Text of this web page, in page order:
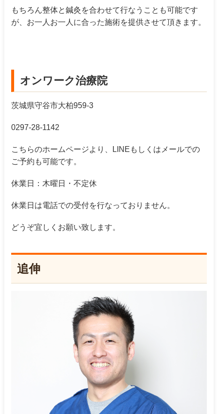
もちろん整体と鍼灸を合わせて行なうことも可能です
が、お一人お一人に合った施術を提供させて頂きます。
オンワーク治療院
茨城県守谷市大柏959-3
0297-28-1142
こちらのホームページより、LINEもしくはメールでの
ご予約も可能です。
休業日：木曜日・不定休
休業日は電話での受付を行なっておりません。
どうぞ宜しくお願い致します。
追伸